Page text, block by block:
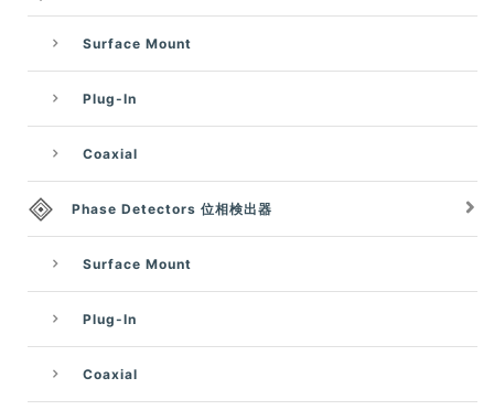
Surface Mount
Plug-In
Coaxial
Phase Detectors 位相検出器
Surface Mount
Plug-In
Coaxial